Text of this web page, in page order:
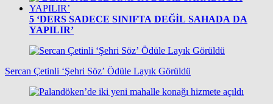
5 ‘DERS SADECE SINIFTA DEĞİL SAHADA DA
YAPILIR’
Sercan Çetinli ‘Şehri Söz’ Ödüle Layık Görüldü